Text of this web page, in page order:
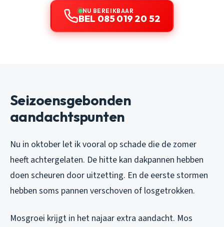
NU BEREIKBAAR
BEL 085 019 20 52
Seizoensgebonden
aandachtspunten
Nu in oktober let ik vooral op schade die de zomer
heeft achtergelaten. De hitte kan dakpannen hebben
doen scheuren door uitzetting. En de eerste stormen
hebben soms pannen verschoven of losgetrokken.
Mosgroei krijgt in het najaar extra aandacht. Mos